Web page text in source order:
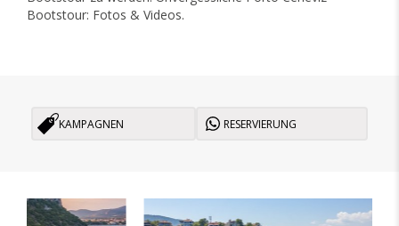
Bootstour: Fotos & Videos.
KAMPAGNEN RESERVIERUNG